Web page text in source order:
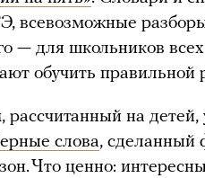
всевозможные
— для школьников
обучить правильной
на детей,
слова, сделанный
Что ценно: